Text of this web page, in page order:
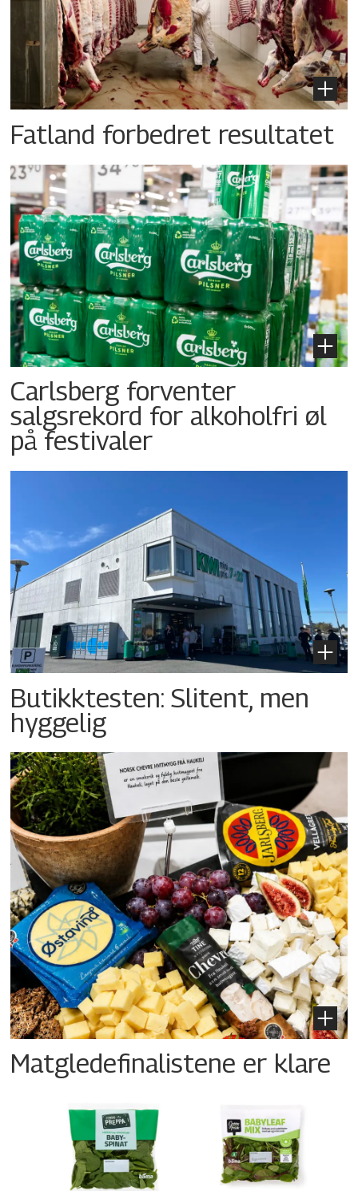
Fatland forbedret resultatet
Carlsberg forventer
salgsrekord for alkoholfri øl
på festivaler
Butikktesten: Slitent, men
hyggelig
Matgledefinalistene er klare